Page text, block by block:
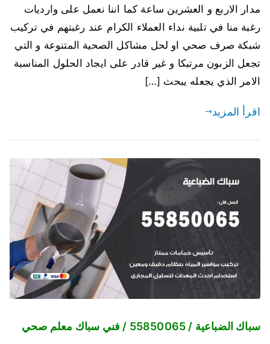
مدار الاربع و العشرين ساعة كما اننا نعمل على وارديات
رغبة منا في تلبية نداء العملاء الكرام عند رغبتهم في تركيب
شبكة صرف صحي او لحل مشاكل الصحية المتنوعة و التي
تجعل الزبون مرتبكا و غير قادر على ايجاد الحلول المناسبة
الامر الذي يجعله يبحث […]
اقرأ المزيد
سباك الضباعية / 55850065 / فني سباك معلم صحي